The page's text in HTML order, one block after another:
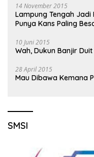
14 November 2015
Lampung Tengah Jadi
Punya Kans Paling
10 Juni 2015
Wah, Dukun Banjir Duit
28 April 2015
Mau Dibawa Kemana
SMSI